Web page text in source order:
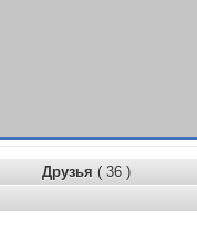
Друзья ( 36 )